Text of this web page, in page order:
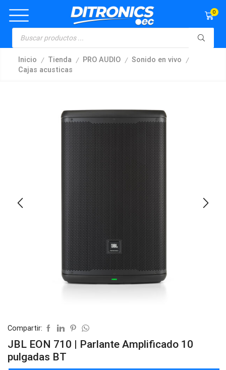
0
Inicio / Tienda / PRO AUDIO / Sonido en vivo /
Cajas acusticas
Compartir:
JBL EON 710 | Parlante Amplificado 10
pulgadas BT